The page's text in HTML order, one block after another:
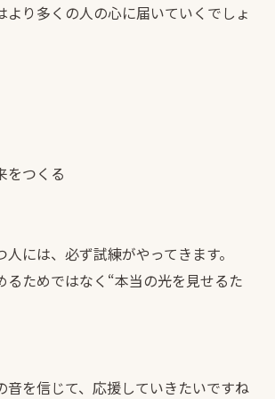
より多くの人の心に届いていくでしょ
をつくる
には、必ず試練がやってきます。
るためではなく“本当の光を見せるた
音を信じて、応援していきたいですね